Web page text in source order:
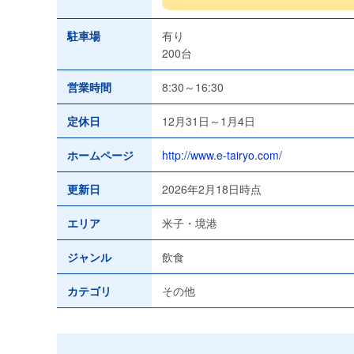
駐車場
有り
200台
営業時間 8:30～16:30
定休日 12月31日～1月4日
ホームページ http://www.e-tairyo.com/
更新日 2026年2月18日時点
エリア 米子・境港
ジャンル 飲食
カテゴリ その他